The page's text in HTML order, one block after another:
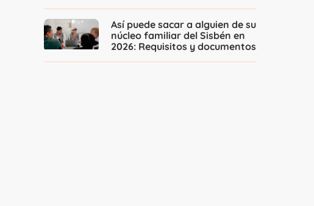
Así puede sacar a alguien de su
núcleo familiar del Sisbén en
2026: Requisitos y documentos